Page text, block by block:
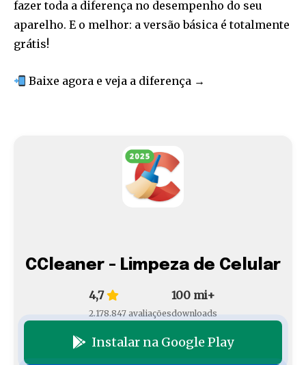
fazer toda a diferença no desempenho do seu
aparelho. E o melhor: a versão básica é totalmente
grátis!
Baixe agora e veja a diferença →
CCleaner - Limpeza de Celular
4,7
2.178.847 avaliações
100 mi+
downloads
Instalar na Google Play